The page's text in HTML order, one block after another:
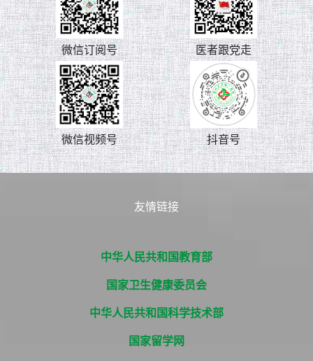
微信订阅号 医者跟党走
微信视频号 抖音号
友情链接
中华人民共和国教育部
国家卫生健康委员会
中华人民共和国科学技术部
国家留学网